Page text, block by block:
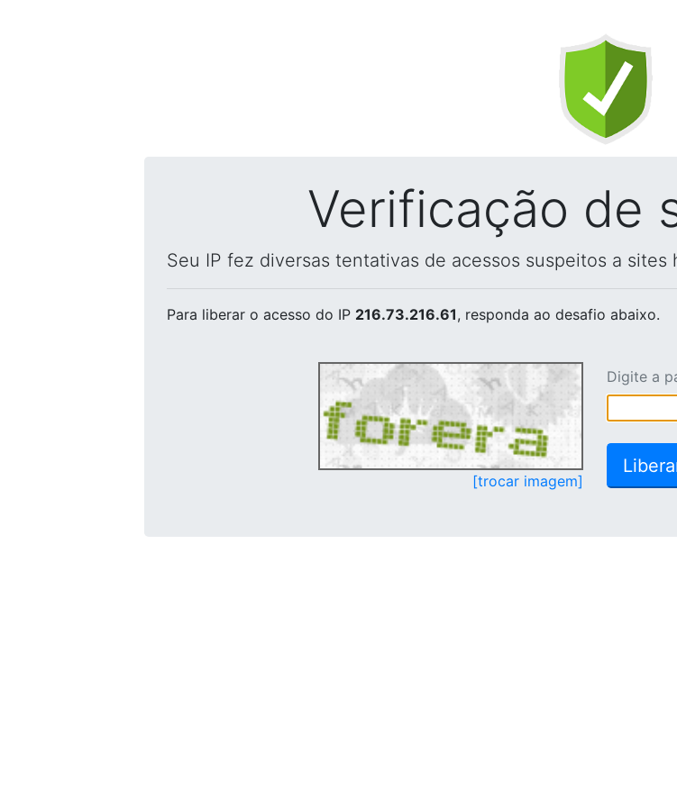
Verificação de
Seu IP fez diversas tentativas de acessos suspeitos a sites
Para liberar o acesso do IP 216.73.216.61, responda ao desafio abaixo.
[trocar imagem]
Digite a